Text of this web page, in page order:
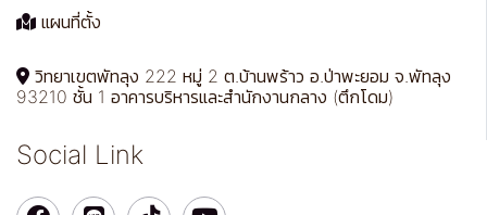
แผนที่ตั้ง
วิทยาเขตพัทลุง 222 หมู่ 2 ต.บ้านพร้าว อ.ป่าพะยอม จ.พัทลุง
93210 ชั้น 1 อาคารบริหารและสำนักงานกลาง (ตึกโดม)
Social Link